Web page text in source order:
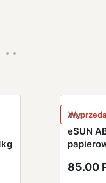
ABS
eSUN
85.00